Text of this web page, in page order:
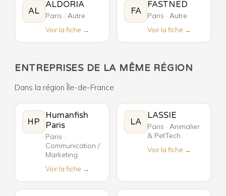
AL
ALDORIA
Paris · Autre
Voir la fiche →
FA
FASTNED
Paris · Autre
Voir la fiche →
ENTREPRISES DE LA MÊME RÉGION
Dans la région Île-de-France
HP
Humanfish
Paris
Paris ·
Communication /
Marketing
Voir la fiche →
LA
LASSIE
Paris · Animalier
& PetTech
Voir la fiche →